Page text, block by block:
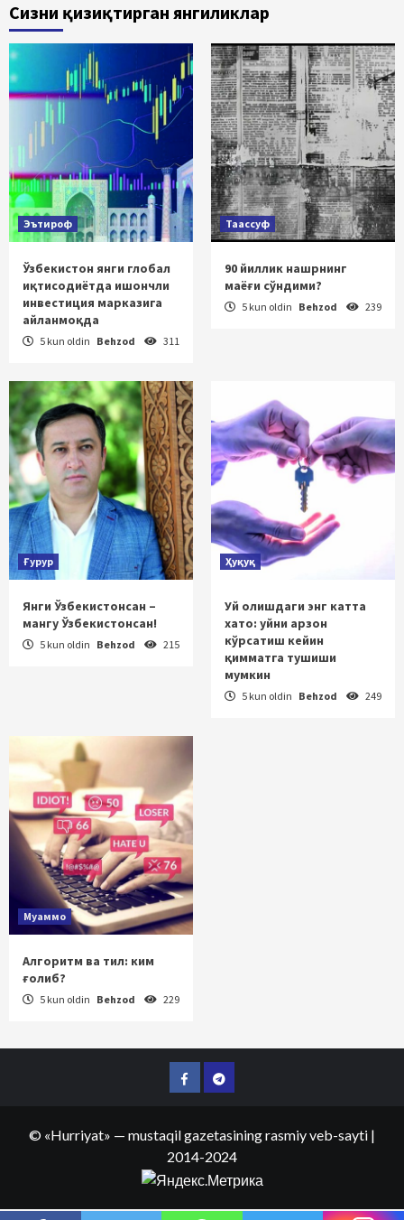
Сизни қизиқтирган янгиликлар
Эътироф
Ўзбекистон янги глобал
иқтисодиётда ишончли
инвестиция марказига
айланмоқда
5 kun oldin Behzod 311
Таассуф
90 йиллик нашрнинг
маёғи сўндими?
5 kun oldin Behzod 239
Ғурур
Янги Ўзбекистонсан –
мангу Ўзбекистонсан!
5 kun oldin Behzod 215
Ҳуқуқ
Уй олишдаги энг катта
хато: уйни арзон
кўрсатиш кейин
қимматга тушиши
мумкин
5 kun oldin Behzod 249
Муаммо
Алгоритм ва тил: ким
ғолиб?
5 kun oldin Behzod 229
FacebookTelegram
© «Hurriyat» — mustaqil gazetasining rasmiy veb-sayti |
2014-2024